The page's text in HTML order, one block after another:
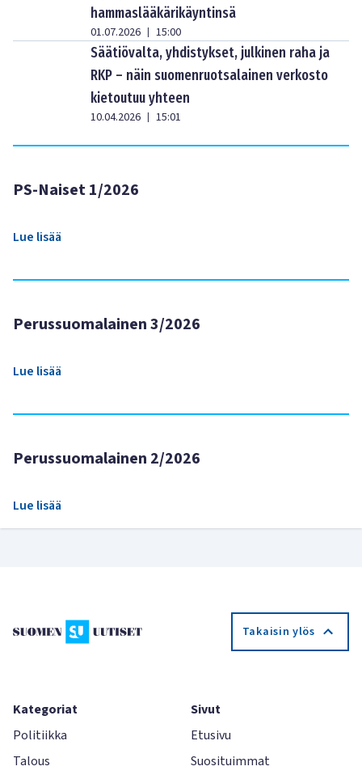
hammaslääkärikäyntinsä
01.07.2026 | 15:00
Säätiövalta, yhdistykset, julkinen raha ja
RKP – näin suomenruotsalainen verkosto
kietoutuu yhteen
10.04.2026 | 15:01
PS-Naiset 1/2026
Lue lisää
Perussuomalainen 3/2026
Lue lisää
Perussuomalainen 2/2026
Lue lisää
Takaisin ylös
Kategoriat
Politiikka
Talous
Sivut
Etusivu
Suosituimmat